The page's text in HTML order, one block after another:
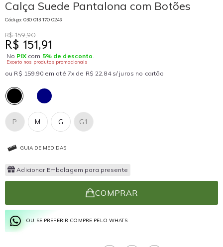
Calça Suede Pantalona com Botões
Código: 030 013 170 0249
R$ 159,90
R$ 151,91
No PIXcom 5% de desconto .
Exceto nos produtos promocionais
ou R$ 159,90 em até 7x de R$ 22,84 s/ juros no cartão
M
P G G1
GUIA DE MEDIDAS
Adicionar Embalagem para presente
COMPRAR
OU SE PREFERIR COMPRE PELO WHATS